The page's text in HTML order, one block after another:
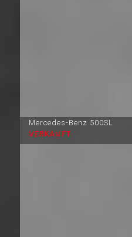
Mercedes-Benz 500SL
VERKAUFT